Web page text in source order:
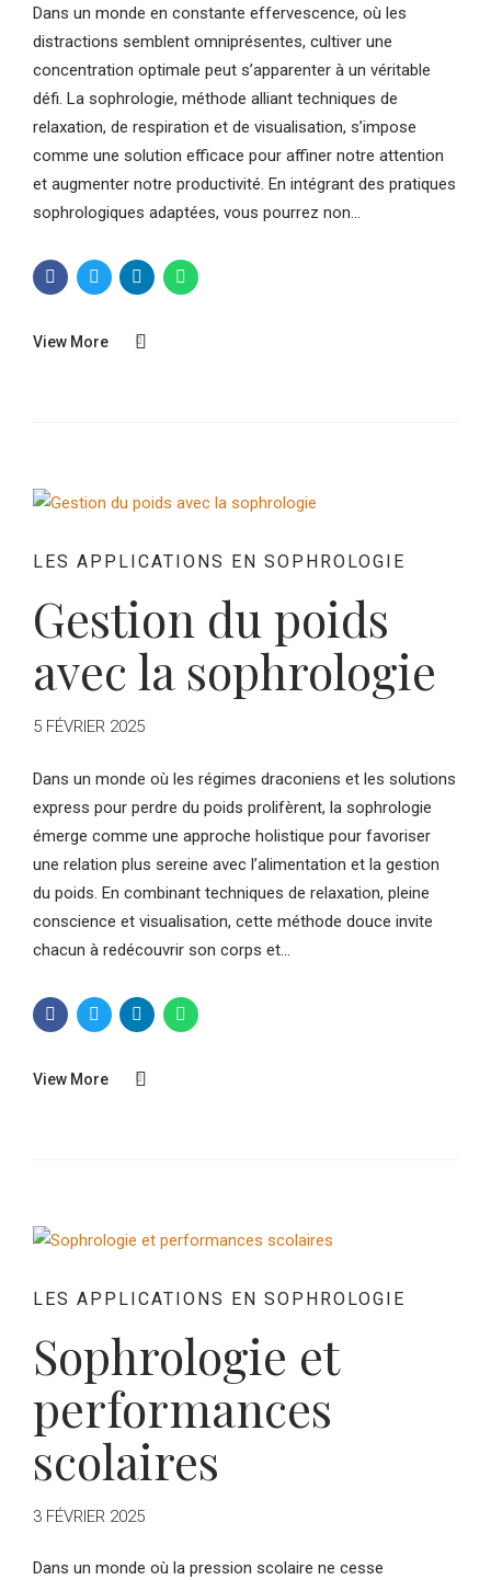
Dans un monde en constante effervescence, où les
distractions semblent omniprésentes, cultiver une
concentration optimale peut s’apparenter à un véritable
défi. La sophrologie, méthode alliant techniques de
relaxation, de respiration et de visualisation, s’impose
comme une solution efficace pour affiner notre attention
et augmenter notre productivité. En intégrant des pratiques
sophrologiques adaptées, vous pourrez non...
View More
LES APPLICATIONS EN SOPHROLOGIE
Gestion du poids
avec la sophrologie
5 FÉVRIER 2025
Dans un monde où les régimes draconiens et les solutions
express pour perdre du poids prolifèrent, la sophrologie
émerge comme une approche holistique pour favoriser
une relation plus sereine avec l’alimentation et la gestion
du poids. En combinant techniques de relaxation, pleine
conscience et visualisation, cette méthode douce invite
chacun à redécouvrir son corps et...
View More
LES APPLICATIONS EN SOPHROLOGIE
Sophrologie et
performances
scolaires
3 FÉVRIER 2025
Dans un monde où la pression scolaire ne cesse